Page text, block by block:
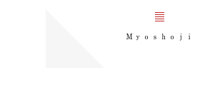
Ｍｙｏｓｈｏｊｉ